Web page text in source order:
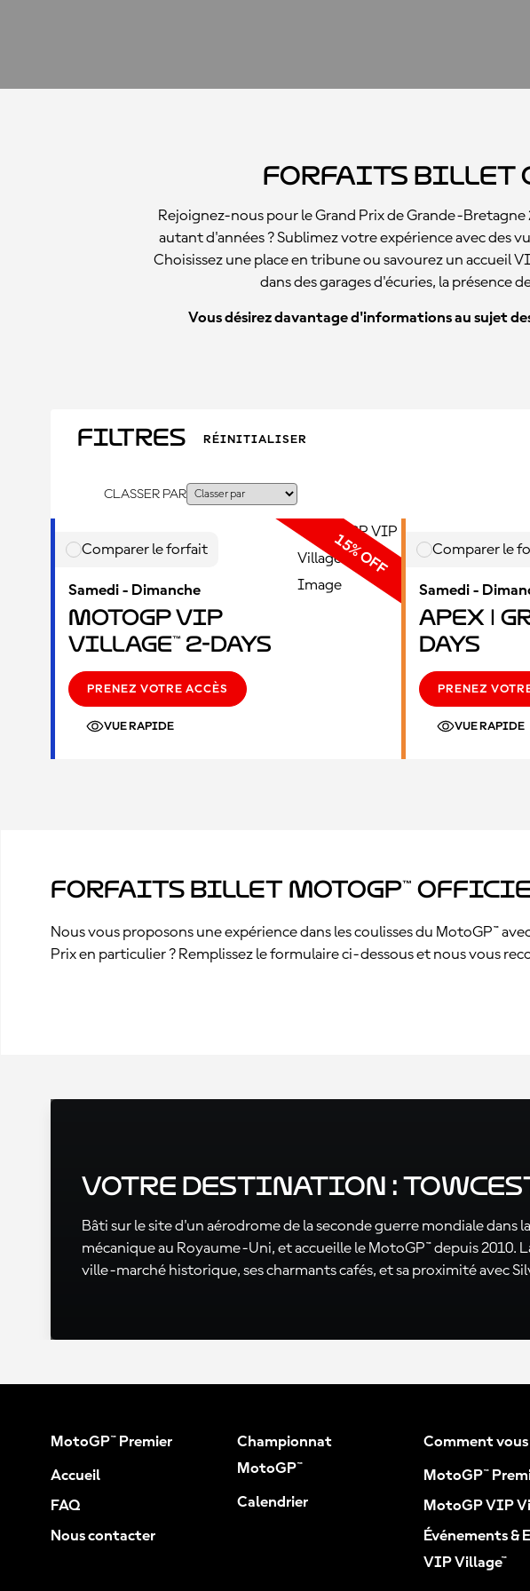
Forfaits billet
Rejoignez-nous pour le Grand Prix de Grande-
autant d'années ? Sublimez votre expérience avec des
Choisissez une place en tribune ou savourez un accueil
dans des garages d'écuries, la présence
Vous désirez davantage d'informations au sujet
Filtres RÉINITIALISER
CLASSER PAR
Comparer le forfait
Samedi - Dimanche
MotoGP VIP
Village™ 2-Days
PRENEZ VOTRE ACCÈS
VUE RAPIDE
Comparer le
Samedi -
Apex |
Days
PRENEZ
VUE RAPIDE
Forfaits billet MotoGP™
Nous vous proposons une expérience dans les coulisses du MotoGP™
Prix en particulier ? Remplissez le formulaire ci-dessous et nous vous
Votre destination :
Bâti sur le site d'un aérodrome de la seconde guerre mondiale
mécanique au Royaume-Uni, et accueille le MotoGP™ depuis
ville-marché historique, ses charmants cafés, et sa proximité avec
MotoGP™ Premier
Accueil
FAQ
Nous contacter
Championnat
MotoGP™
Calendrier
Comment vous
MotoGP™
MotoGP VIP
Événements &
VIP Village™